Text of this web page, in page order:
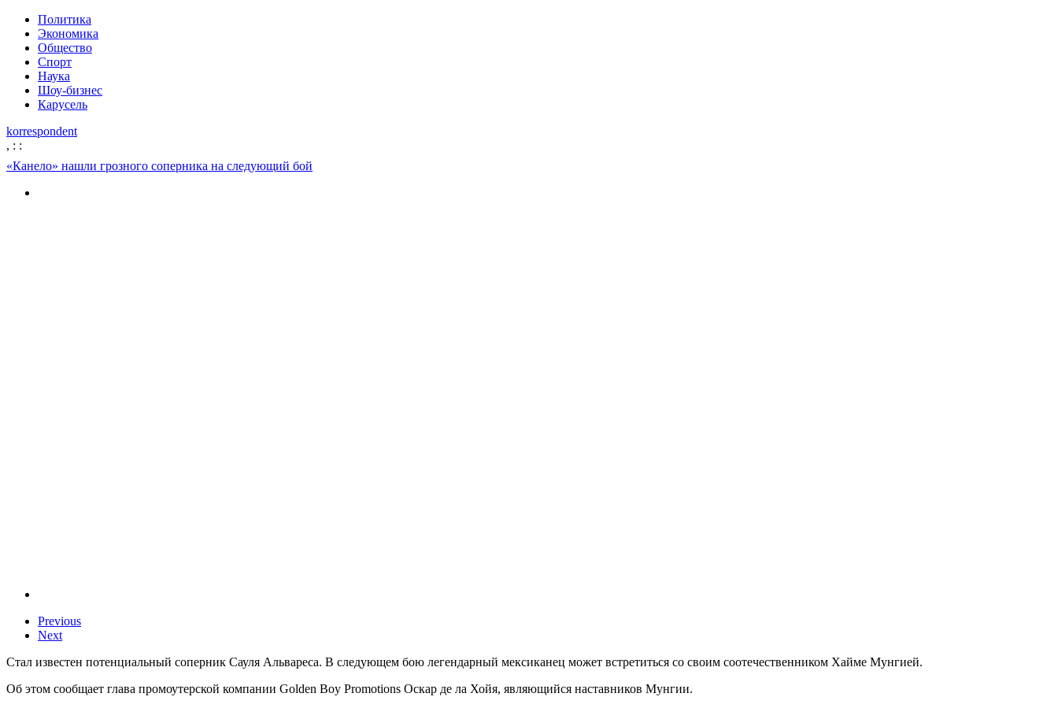
Политика
Экономика
Общество
Спорт
Наука
Шоу-бизнес
Карусель
korrespondent
, : :
«Канело» нашли грозного соперника на следующий бой
Previous
Next
Стал известен потенциальный соперник Сауля Альвареса. В следующем бою легендарный мексиканец может встретиться со своим соотечественником Хайме Мунгией.
Об этом сообщает глава промоутерской компании Golden Boy Promotions Оскар де ла Хойя, являющийся наставников Мунгии.